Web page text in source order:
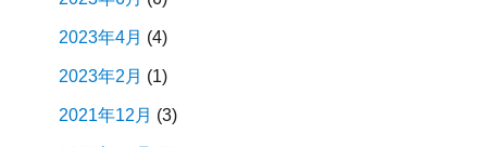
2023年4月 (4)
2023年2月 (1)
2021年12月 (3)